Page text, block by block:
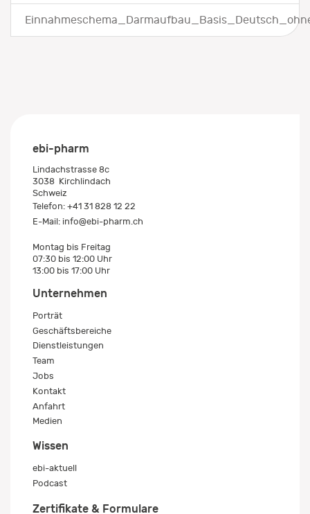
ebi-pharm
Lindachstrasse 8c
3038 Kirchlindach
Schweiz
Telefon: +41 31 828 12 22
E-Mail: info@ebi-pharm.ch
Montag bis Freitag
07:30 bis 12:00 Uhr
13:00 bis 17:00 Uhr
Unternehmen
Porträt
Geschäftsbereiche
Dienstleistungen
Team
Jobs
Kontakt
Anfahrt
Medien
Wissen
ebi-aktuell
Podcast
Zertifikate & Formulare